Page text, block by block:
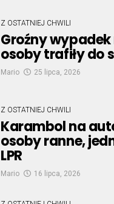
Z OSTATNIEJ CHWILI
Groźny wypadek
osoby trafiły do
Mario 25 lipca, 2026
Z OSTATNIEJ CHWILI
Karambol na
osoby ranne,
LPR
Mario 16 lipca, 2026